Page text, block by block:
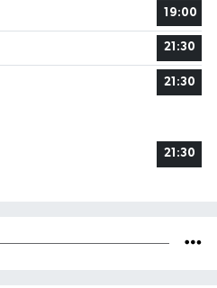
19:00
21:30
21:30
21:30